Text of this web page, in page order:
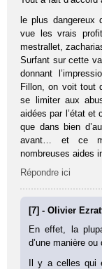
le plus dangereux
vue les vrais
mestrallet,
Surfant sur cette
donnant
Fillon, on voit tout
se limiter aux
aidées par l’état et
que dans bien
avant… et ce
nombreuses aides
Répondre ici
[7] - Olivier
En effet, la
d’une manière ou
Il y a celles qui